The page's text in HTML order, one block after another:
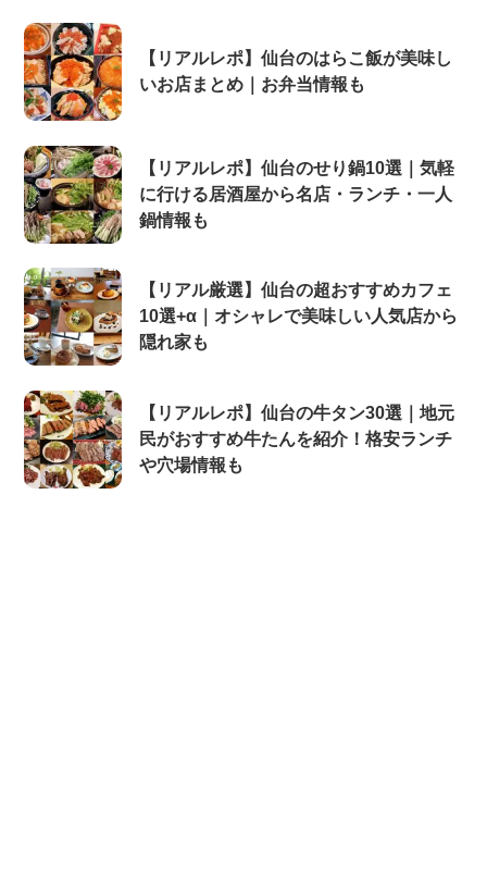
【リアルレポ】仙台のはらこ飯が美味し
いお店まとめ｜お弁当情報も
【リアルレポ】仙台のせり鍋10選｜気軽
に行ける居酒屋から名店・ランチ・一人
鍋情報も
【リアル厳選】仙台の超おすすめカフェ
10選+α｜オシャレで美味しい人気店から
隠れ家も
【リアルレポ】仙台の牛タン30選｜地元
民がおすすめ牛たんを紹介！格安ランチ
や穴場情報も